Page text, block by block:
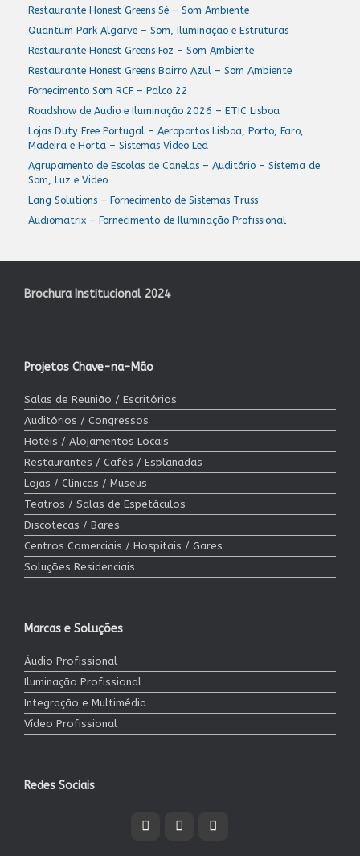
Restaurante Honest Greens Sé – Som Ambiente
Quantum Park Algarve – Som, Iluminação e Estruturas
Restaurante Honest Greens Foz – Som Ambiente
Restaurante Honest Greens Bairro Azul – Som Ambiente
Fornecimento Som RCF – Palco 22
Roadshow de Audio e Iluminação 2026 – ETIC Lisboa
Lojas Duty Free Portugal – Aeroportos Lisboa, Porto, Faro,
Madeira e Horta – Sistemas Video Led
Agrupamento de Escolas de Canelas – Auditório – Sistema de
Som, Luz e Video
Lang Solutions – Fornecimento de Sistemas Truss
Audiomatrix – Fornecimento de Iluminação Profissional
Brochura Institucional 2024
Projetos Chave-na-Mão
Salas de Reunião / Escritórios
Auditórios / Congressos
Hotéis / Alojamentos Locais
Restaurantes / Cafés / Esplanadas
Lojas / Clínicas / Museus
Teatros / Salas de Espetáculos
Discotecas / Bares
Centros Comerciais / Hospitais / Gares
Soluções Residenciais
Marcas e Soluções
Áudio Profissional
Iluminação Profissional
Integração e Multimédia
Vídeo Profissional
Redes Sociais